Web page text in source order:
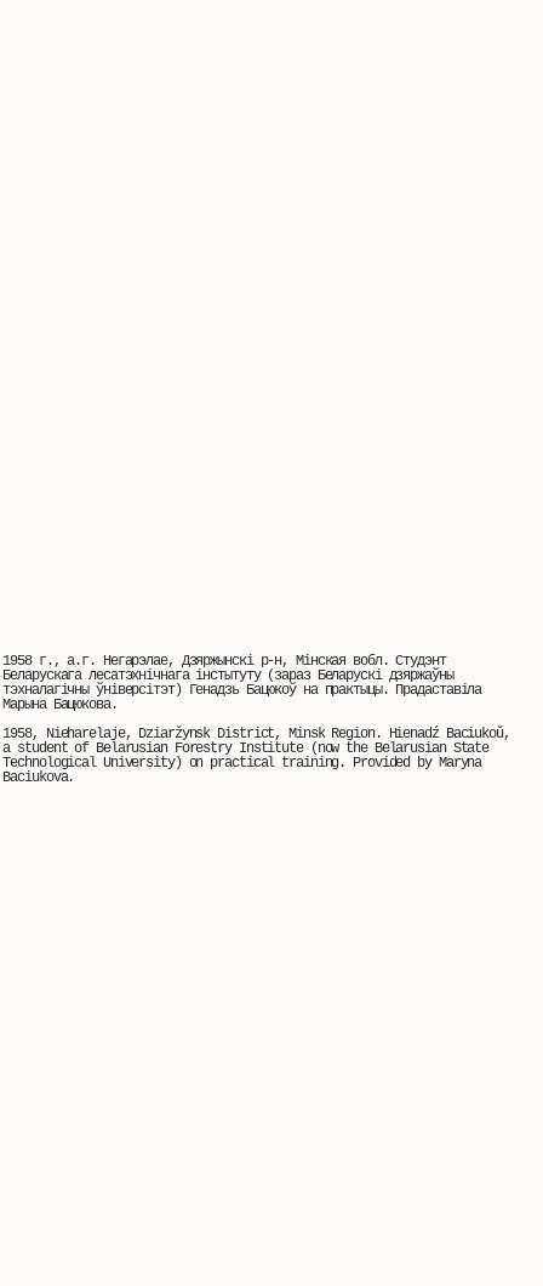
1958 г., а.г. Негарэлае, Дзяржынскі р-н, Мінская вобл. Студэнт
Беларускага лесатэхнічнага інстытуту (зараз Беларускі дзяржаўны
тэхналагічны ўніверсітэт) Генадзь Бацюкоў на практыцы. Прадаставіла
Марына Бацюкова.
1958, Nieharelaje, Dziaržynsk District, Minsk Region. Hienadź Baciukoŭ,
a student of Belarusian Forestry Institute (now the Belarusian State
Technological University) on practical training. Provided by Maryna
Baciukova.